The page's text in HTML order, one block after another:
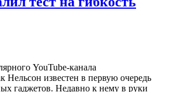
YouTube-канала
Нельсон известен в первую очередь
гаджетов. Недавно к нему в руки